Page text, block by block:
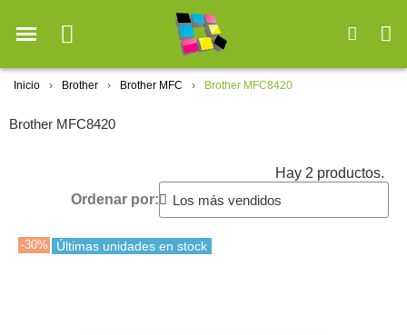
Inicio Brother Brother MFC Brother MFC8420
Brother MFC8420
Hay 2 productos.
Ordenar por:
-30% Últimas unidades en stock